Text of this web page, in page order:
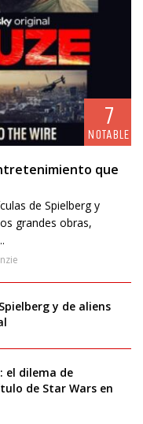
7
NOTABLE
que
de Spielberg y
grandes obras,
y de aliens
el dilema de
de Star Wars en